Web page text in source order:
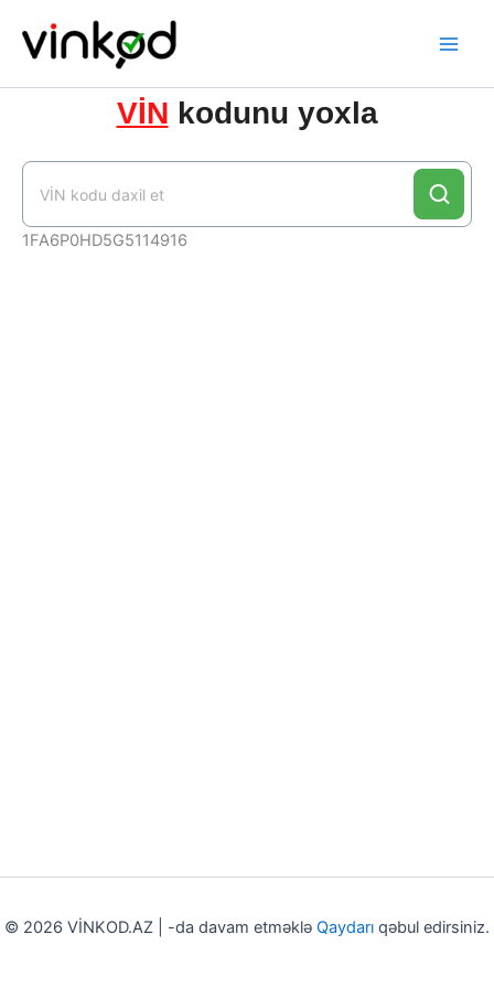
content
VİN kodunu yoxla
1FA6P0HD5G5114916
© 2026 VİNKOD.AZ | -da davam etməklə Qaydarı qəbul edirsiniz.